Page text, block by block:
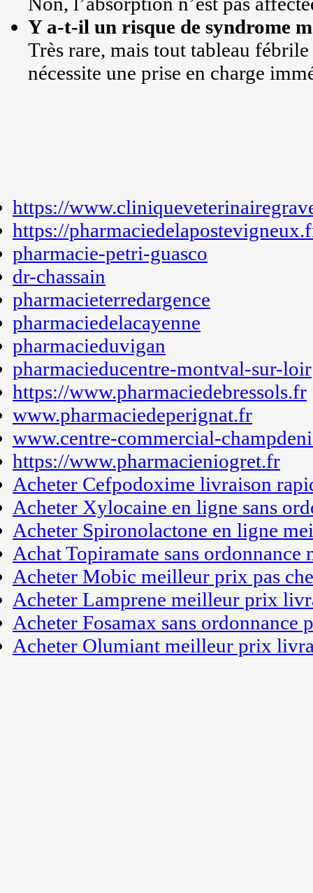
Y a-t-il un risque de syndrome
Très rare, mais tout tableau
nécessite une prise en charge
https://
https://
pharmacie-petri-guasco
dr-chassain
pharmacieterredargence
pharmaciedelacayenne
pharmacieduvigan
pharmacieducentre-montval-sur-loir
https://www.pharmaciedebressols.fr
www.pharmaciedeperignat.fr
www.centre-commercial-
https://www.pharmacieniogret.fr
Acheter Cefpodoxime livraison
Acheter Xylocaine en ligne sans
Acheter Spironolactone en ligne
Achat Topiramate sans
Acheter Mobic meilleur prix pas
Acheter Lamprene meilleur prix
Acheter Fosamax sans ordonnance
Acheter Olumiant meilleur prix